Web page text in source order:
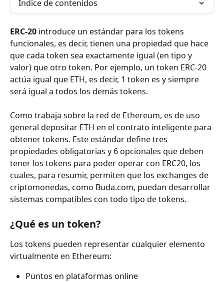
Índice de contenidos
ERC-20 introduce un estándar para los tokens
funcionales, es decir, tienen una propiedad que hace
que cada token sea exactamente igual (en tipo y
valor) que otro token. Por ejemplo, un token ERC-20
actúa igual que ETH, es decir, 1 token es y siempre
será igual a todos los demás tokens.
Como trabaja sobre la red de Ethereum, es de uso
general depositar ETH en el contrato inteligente para
obtener tokens. Este estándar define tres
propiedades obligatorias y 6 opcionales que deben
tener los tokens para poder operar con ERC20, los
cuales, para resumir, permiten que los exchanges de
criptomonedas, como Buda.com, puedan desarrollar
sistemas compatibles con todo tipo de tokens.
¿Qué es un token?
Los tokens pueden representar cualquier elemento
virtualmente en Ethereum:
Puntos en plataformas online